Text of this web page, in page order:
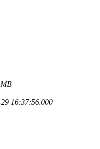
16:37:56.000